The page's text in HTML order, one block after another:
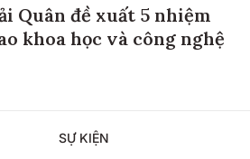
Quân đề xuất 5 nhiệm
khoa học và công nghệ
SỰ KIỆN